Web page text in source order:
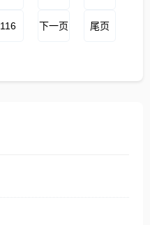
116 下一页 尾页